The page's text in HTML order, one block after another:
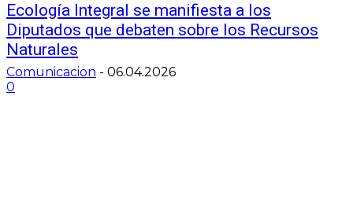
Ecología Integral se manifiesta a los
Diputados que debaten sobre los Recursos
Naturales
Comunicacion - 06.04.2026
0